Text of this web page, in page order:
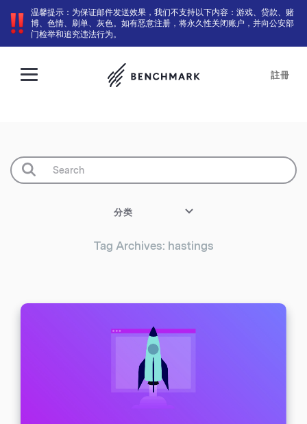
温馨提示：为保证邮件发送效果，我们不支持以下内容：游戏、贷款、赌
博、色情、刷单、灰色。如有恶意注册，将永久性关闭账户，并向公安部
门检举和追究违法行为。
註冊
分类
Tag Archives: hastings